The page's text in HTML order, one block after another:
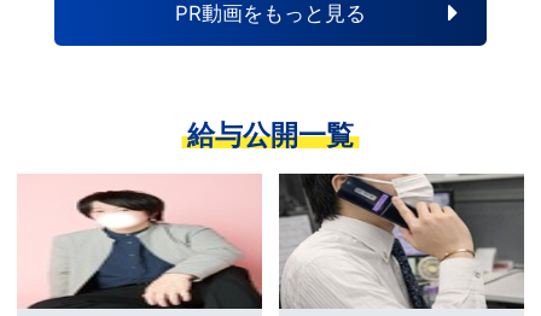
PR動画をもっと見る
給与公開一覧